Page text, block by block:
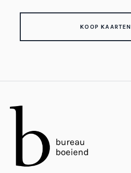
KOOP KAARTEN